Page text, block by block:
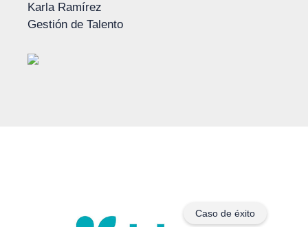
Karla Ramírez
Gestión de Talento
Caso de éxito